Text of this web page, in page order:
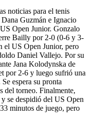
noticias para el tenis
Guzmán e Ignacio
Open Junior. Gonzalo
Bailly por 2-0 (0-6 y 3-
el US Open Junior, pero
Daniel Vallejo. Por su
Jana Kolodynska de
por 2-6 y luego sufrió una
espera su pronta
del torneo. Finalmente,
se despidió del US Open
minutos de juego, pero